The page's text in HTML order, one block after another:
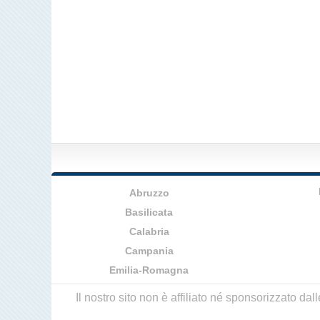
Abruzzo
Basilicata
Calabria
Campania
Emilia-Romagna
Il nostro sito non è affiliato né sponsorizzato